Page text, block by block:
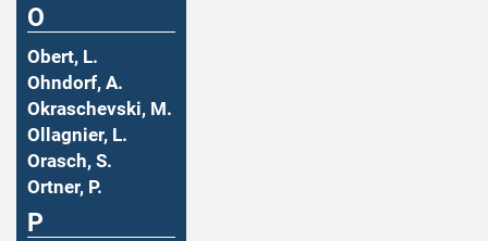
O
Obert, L.
Ohndorf, A.
Okraschevski, M.
Ollagnier, L.
Orasch, S.
Ortner, P.
P